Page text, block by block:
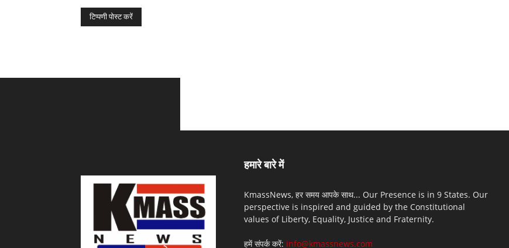
हमारे बारे में
KmassNews, हर समय आपके साथ... Our Presence is in 9 States. Our
perspective is inspired and guided by the Constitutional
values of Liberty, Equality, Justice and Fraternity.
हमें संपर्क करें: info@kmassnews.com